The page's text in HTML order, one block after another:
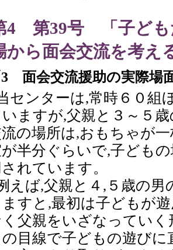
4 第39号 「子ども
から面会交流を考え
3 面会交流援助の実際場
センターは,常時６０組
ますが,父親と３～５
の場所は,おもちゃが
半分ぐらいで,子ども
れています。
えば,父親と４,５歳の男
ますと,最初は子どもが
父親をいざなってい
の目線で子どもの遊び